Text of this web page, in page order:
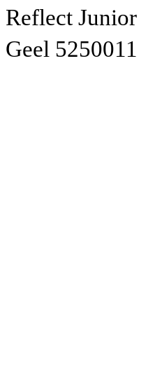
Reflect Junior
Geel 5250011